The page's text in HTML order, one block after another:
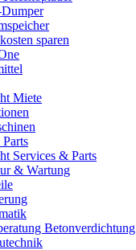
sparen
Miete
Services & Parts
& Wartung
Betonverdichtung